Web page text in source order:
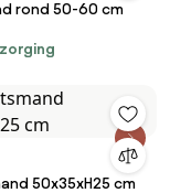
rond 50-60 cm
50x35xH25 cm